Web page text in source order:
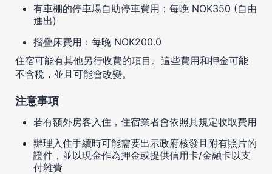
有車棚的停車場自助停車費用：每晚 NOK350 (自由
進出)
摺疊床費用：每晚 NOK200.0
住宿可能有其他另行收費的項目。這些費用和押金可能
不含稅，並且可能會改變。
注意事項
若有額外房客入住，住宿業者會依照其規定收取費用
辦理入住手續時可能需要出示政府核發且附有照片的
證件，並以現金作為押金或提供信用卡/金融卡以支
付雜費